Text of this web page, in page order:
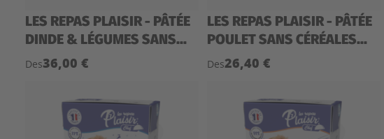
LES REPAS PLAISIR - PÂTÉE
DINDE & LÉGUMES SANS...
Des36,00 €
LES REPAS PLAISIR - PÂTÉE
POULET SANS CÉRÉALES...
Des26,40 €